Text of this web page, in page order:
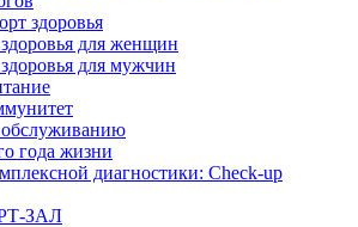
здоровья
для женщин
для мужчин
года жизни
диагностики: Check-up
ЗАЛ